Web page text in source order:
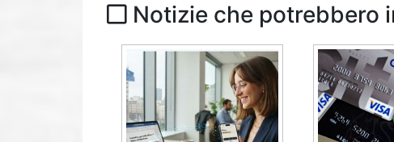
Notizie che potrebbero